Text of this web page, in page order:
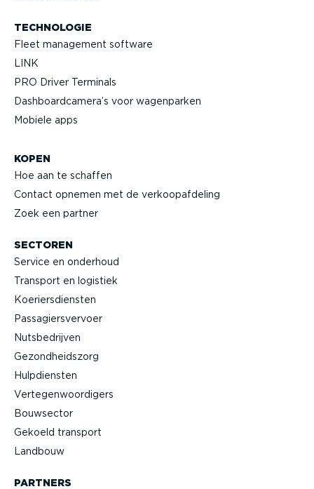
TECHNOLOGIE
Fleet management software
LINK
PRO Driver Terminals
Dashboard­camera’s voor wagenparken
Mobiele apps
KOPEN
Hoe aan te schaffen
Contact opnemen met de verkoop­af­deling
Zoek een partner
SECTOREN
Service en onderhoud
Transport en logistiek
Koeriers­diensten
Passa­giers­vervoer
Nutsbe­drijven
Gezond­heidszorg
Hulpdiensten
Verte­gen­woor­digers
Bouwsector
Gekoeld transport
Landbouw
PARTNERS